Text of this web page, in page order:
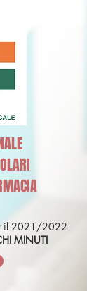
il 2021/2022
MINUTI